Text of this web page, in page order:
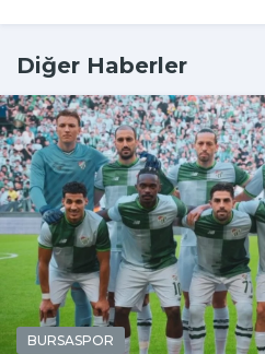
Diğer Haberler
BURSASPOR